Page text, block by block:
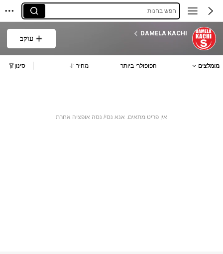
חפש בחנות
DAMELA KACHI
עוקב
מומלצים הפופולרי ביותר מחיר סינון
אין פריט מתאים. אנא נסי/ נסה אופציה אחרת